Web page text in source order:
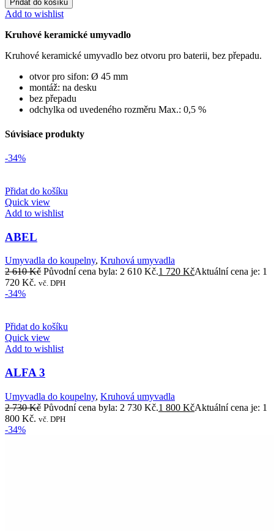
Přidat do košíku
Add to wishlist
Kruhové keramické umyvadlo
Kruhové keramické umyvadlo bez otvoru pro baterii, bez přepadu.
otvor pro sifon: Ø 45 mm
montáž: na desku
bez přepadu
odchylka od uvedeného rozměru Max.: 0,5 %
Súvisiace produkty
-34%
Přidat do košíku
Quick view
Add to wishlist
ABEL
Umyvadla do koupelny, Kruhová umyvadla
2 610Kč Původní cena byla: 2 610 Kč.1 720 KčAktuální cena je: 1
720 Kč. vč. DPH
-34%
Přidat do košíku
Quick view
Add to wishlist
ALFA 3
Umyvadla do koupelny, Kruhová umyvadla
2 730Kč Původní cena byla: 2 730 Kč.1 800 KčAktuální cena je: 1
800 Kč. vč. DPH
-34%